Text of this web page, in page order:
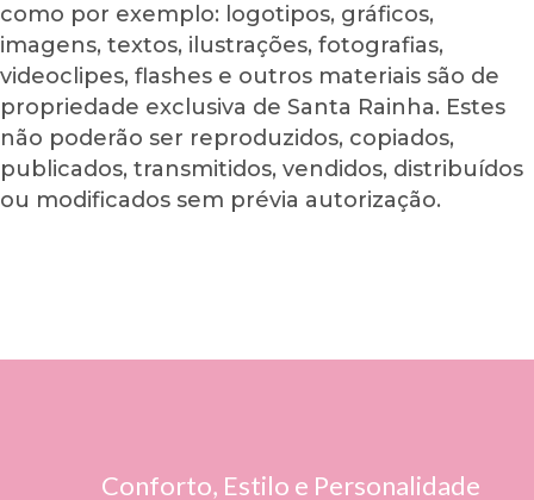
como por exemplo: logotipos, gráficos,
imagens, textos, ilustrações, fotografias,
videoclipes, flashes e outros materiais são de
propriedade exclusiva de Santa Rainha. Estes
não poderão ser reproduzidos, copiados,
publicados, transmitidos, vendidos, distribuídos
ou modificados sem prévia autorização.
Conforto, Estilo e Personalidade